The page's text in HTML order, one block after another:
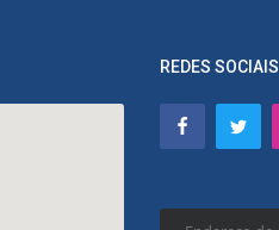
REDES SOCIAIS